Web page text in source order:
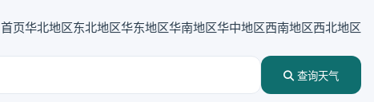
首页华北地区东北地区华东地区华南地区华中地区西南地区西北地区
查询天气